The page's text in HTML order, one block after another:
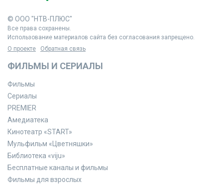
© ООО "НТВ-ПЛЮС"
Все права сохранены.
Использование материалов сайта без согласования запрещено.
О проекте
Обратная связь
ФИЛЬМЫ И СЕРИАЛЫ
Фильмы
Сериалы
PREMIER
Амедиатека
Кинотеатр «START»
Мульфильм «Цветняшки»
Библиотека «viju»
Бесплатные каналы и фильмы
Фильмы для взрослых